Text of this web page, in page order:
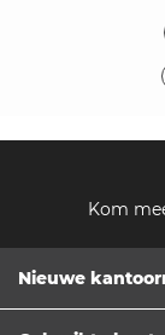
Kom
Nieuwe